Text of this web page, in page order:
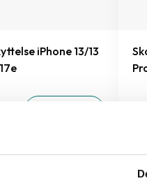
iPhone 13/13